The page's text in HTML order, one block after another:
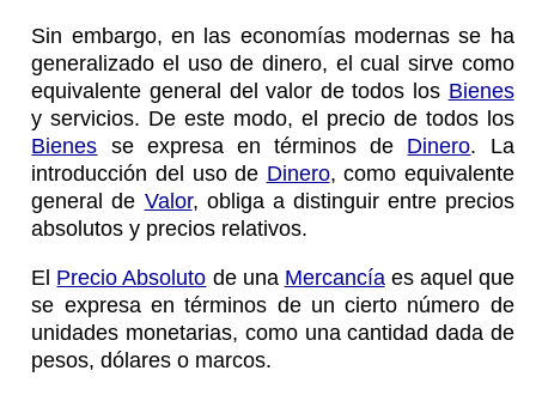
Sin embargo, en las economías modernas se ha
generalizado el uso de dinero, el cual sirve como
equivalente general del valor de todos los Bienes
y servicios. De este modo, el precio de todos los
Bienes se expresa en términos de Dinero. La
introducción del uso de Dinero, como equivalente
general de Valor, obliga a distinguir entre precios
absolutos y precios relativos.
El Precio Absoluto de una Mercancíaes aquel que
se expresa en términos de un cierto número de
unidades monetarias, como una cantidad dada de
pesos, dólares o marcos.